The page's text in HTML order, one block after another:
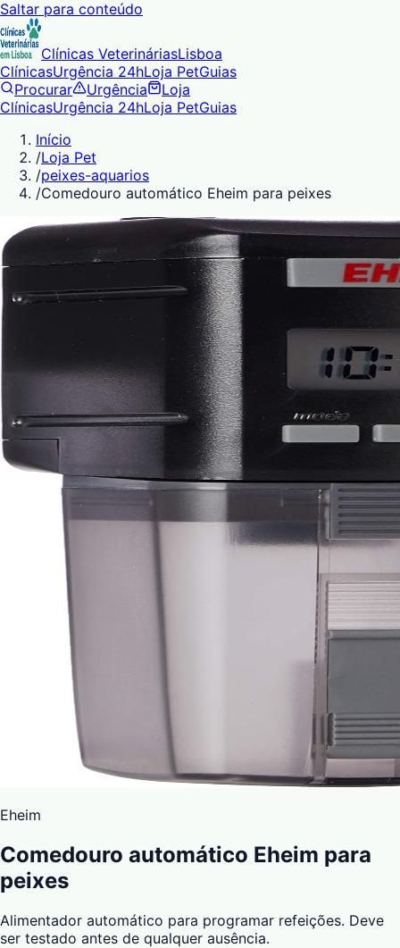
Saltar para conteúdo
Clínicas VeterináriasLisboa
ClínicasUrgência 24hLoja PetGuias
Procurar
Urgência
Loja
ClínicasUrgência 24hLoja PetGuias
Início
/Loja Pet
/peixes-aquarios
/Comedouro automático Eheim para peixes
Eheim
Comedouro automático Eheim para
peixes
Alimentador automático para programar refeições. Deve
ser testado antes de qualquer ausência.